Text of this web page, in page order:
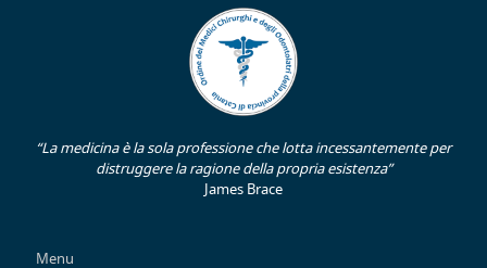
“La medicina è la sola professione che lotta incessantemente per
distruggere la ragione della propria esistenza”
James Brace
Menu